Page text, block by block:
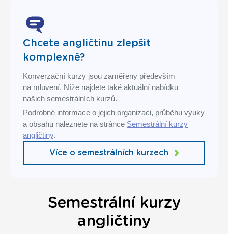
Chcete angličtinu zlepšit
komplexně?
Konverzační kurzy jsou zaměřeny především
na mluvení. Níže najdete také aktuální nabídku
našich semestrálních kurzů.
Podrobné informace o jejich organizaci, průběhu výuky
a obsahu naleznete na stránce Semestrální kurzy
angličtiny.
Více o semestrálních kurzech
Semestrální kurzy
angličtiny